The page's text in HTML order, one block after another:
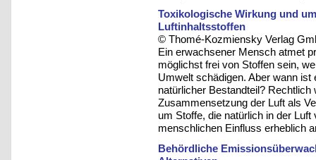
Toxikologische Wirkung und
Luftinhaltsstoffen
© Thomé-Kozmiensky Verlag
Ein erwachsener Mensch atmet
möglichst frei von Stoffen sein,
Umwelt schädigen. Aber wann
natürlicher Bestandteil? Rechtlich
Zusammensetzung der Luft als
um Stoffe, die natürlich in der
menschlichen Einfluss erheblich
Behördliche